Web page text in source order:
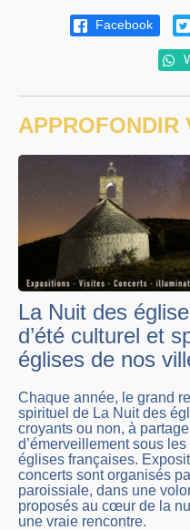
Facebook
APPROFONDIR
La Nuit des
d’été culturel et
églises de nos
Chaque année, le grand
spirituel de La Nuit des
croyants ou non, à
d’émerveillement sous
églises françaises.
concerts sont organisés
paroissiale, dans une
proposés au cœur de la
une vraie rencontre.